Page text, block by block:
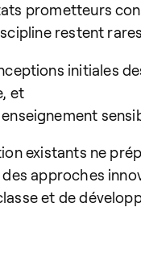
prometteurs
restent
initiales
et
existants ne
approches
et de